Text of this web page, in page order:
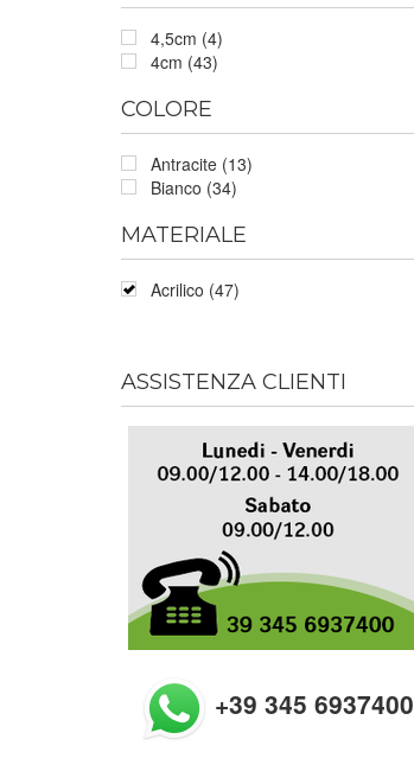
4,5cm (4)
4cm (43)
COLORE
Antracite (13)
Bianco (34)
MATERIALE
Acrilico (47)
ASSISTENZA CLIENTI
+39 345 6937400